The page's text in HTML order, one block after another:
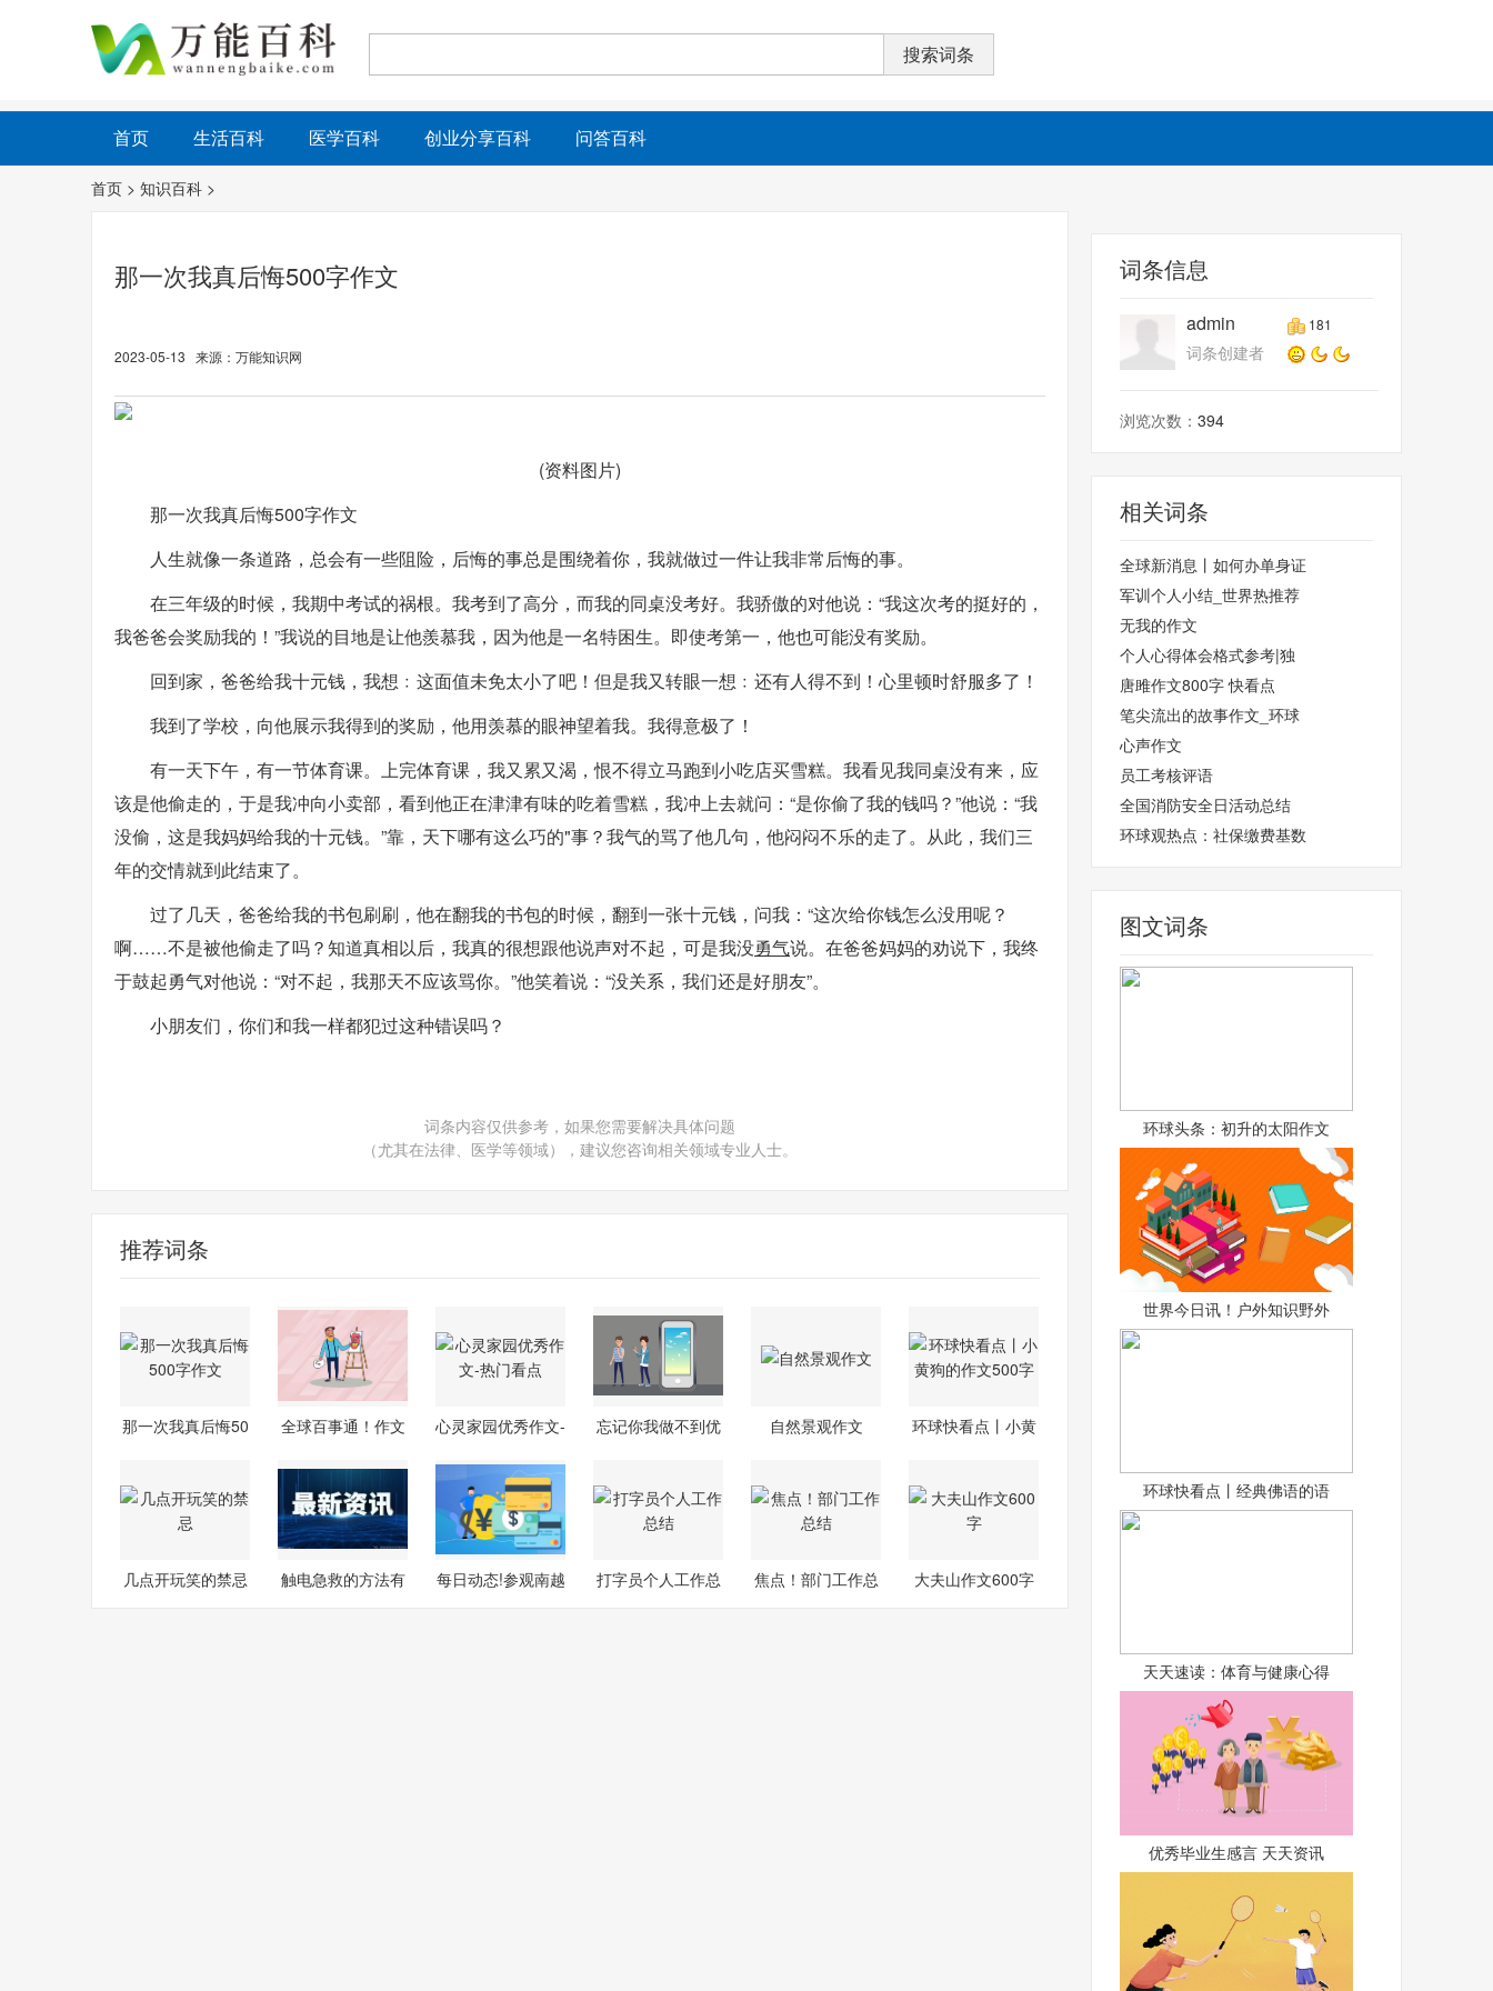
首页 生活百科 医学百科 创业分享百科 问答百科
首页 > 知识百科 >
那一次我真后悔500字作文
2023-05-13 来源：万能知识网
(资料图片)
那一次我真后悔500字作文
人生就像一条道路，总会有一些阻险，后悔的事总是围绕着你，我就做过一件让我非常后悔的事。
在三年级的时候，我期中考试的祸根。我考到了高分，而我的同桌没考好。我骄傲的对他说：“我这次考的挺好的，
我爸爸会奖励我的！”我说的目地是让他羨慕我，因为他是一名特困生。即使考第一，他也可能没有奖励。
回到家，爸爸给我十元钱，我想﹕这面值未免太小了吧！但是我又转眼一想﹕还有人得不到！心里顿时舒服多了！
我到了学校，向他展示我得到的奖励，他用羡慕的眼神望着我。我得意极了！
有一天下午，有一节体育课。上完体育课，我又累又渴，恨不得立马跑到小吃店买雪糕。我看见我同桌没有来，应
该是他偷走的，于是我冲向小卖部，看到他正在津津有味的吃着雪糕，我冲上去就问：“是你偷了我的钱吗？”他说：“我
没偷，这是我妈妈给我的十元钱。”靠，天下哪有这么巧的"事？我气的骂了他几句，他闷闷不乐的走了。从此，我们三
年的交情就到此结束了。
过了几天，爸爸给我的书包刷刷，他在翻我的书包的时候，翻到一张十元钱，问我：“这次给你钱怎么没用呢？
啊……不是被他偷走了吗？知道真相以后，我真的很想跟他说声对不起，可是我没勇气说。在爸爸妈妈的劝说下，我终
于鼓起勇气对他说：“对不起，我那天不应该骂你。”他笑着说：“没关系，我们还是好朋友”。
小朋友们，你们和我一样都犯过这种错误吗？
词条内容仅供参考，如果您需要解决具体问题
（尤其在法律、医学等领域），建议您咨询相关领域专业人士。
推荐词条
那一次我真后悔50
全球百事通！作文
心灵家园优秀作文-
忘记你我做不到优
自然景观作文
环球快看点丨小黄
几点开玩笑的禁忌
触电急救的方法有
每日动态!参观南越
打字员个人工作总
焦点！部门工作总
大夫山作文600字
词条信息
admin 181
词条创建者
浏览次数： 394
相关词条
全球新消息丨如何办单身证
军训个人小结_世界热推荐
无我的作文
个人心得体会格式参考|独
唐雎作文800字 快看点
笔尖流出的故事作文_环球
心声作文
员工考核评语
全国消防安全日活动总结
环球观热点：社保缴费基数
图文词条
环球头条：初升的太阳作文
世界今日讯！户外知识野外
环球快看点丨经典佛语的语
天天速读：体育与健康心得
优秀毕业生感言 天天资讯